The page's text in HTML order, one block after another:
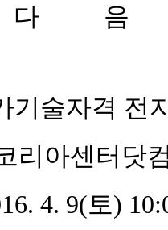
다 음
기술자격 전
리아센터닷
4. 9(토)